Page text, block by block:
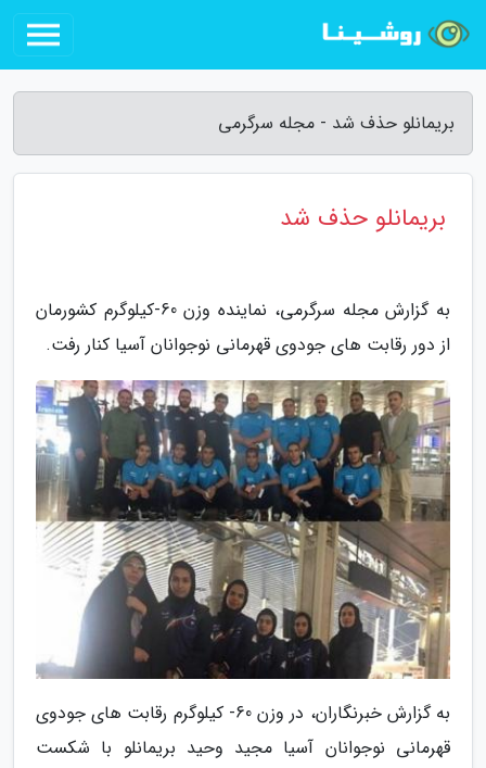
بریمانلو حذف شد - مجله سرگرمی
بریمانلو حذف شد
به گزارش مجله سرگرمی، نماینده وزن 60-کیلوگرم کشورمان
از دور رقابت های جودوی قهرمانی نوجوانان آسیا کنار رفت.
به گزارش خبرنگاران، در وزن 60- کیلوگرم رقابت های جودوی
قهرمانی نوجوانان آسیا مجید وحید بریمانلو با شکست